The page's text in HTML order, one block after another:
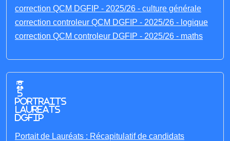
correction QCM DGFIP - 2025/26 - culture générale
correction controleur QCM DGFIP - 2025/26 - logique
correction QCM controleur DGFIP - 2025/26 - maths
5
portraits
laureats
DGFIP
Portait de Lauréats : Récapitulatif de candidats